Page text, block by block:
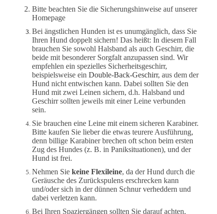
Bitte beachten Sie die Sicherungshinweise auf unserer
Homepage
Bei ängstlichen Hunden ist es unumgänglich, dass Sie
Ihren Hund doppelt sichern! Das heißt: In diesem Fall
brauchen Sie sowohl Halsband als auch Geschirr, die
beide mit besonderer Sorgfalt anzupassen sind. Wir
empfehlen ein spezielles Sicherheitsgeschirr,
beispielsweise ein Double-Back-Geschirr, aus dem der
Hund nicht entwischen kann. Dabei sollten Sie den
Hund mit zwei Leinen sichern, d.h. Halsband und
Geschirr sollten jeweils mit einer Leine verbunden
sein.
Sie brauchen eine Leine mit einem sicheren Karabiner.
Bitte kaufen Sie lieber die etwas teurere Ausführung,
denn billige Karabiner brechen oft schon beim ersten
Zug des Hundes (z. B. in Paniksituationen), und der
Hund ist frei.
Nehmen Sie keine Flexileine, da der Hund durch die
Geräusche des Zurückspulens erschrecken kann
und/oder sich in der dünnen Schnur verheddern und
dabei verletzen kann.
Bei Ihren Spaziergängen sollten Sie darauf achten,